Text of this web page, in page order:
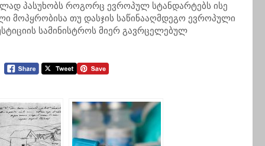
პასუხობს როგორც ევროპულ სტანდარტებს ისე
მოპყრობისა თუ დასჯის საწინააღმდეგო ევროპული
სამინისტროს მიერ გავრცელებულ